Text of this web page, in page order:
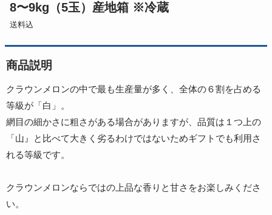
8〜9kg（5玉）産地箱 ※冷蔵
送料込
商品説明
クラウンメロンの中で最も生産量が多く、全体の６割を占める
等級が「白」。
網目の細かさに粗さがある場合がありますが、品質は１つ上の
「山』と比べて大きく劣るわけではないためギフトでも利用さ
れる等級です。
クラウンメロンならではの上品な香りと甘さをお楽しみくださ
い。